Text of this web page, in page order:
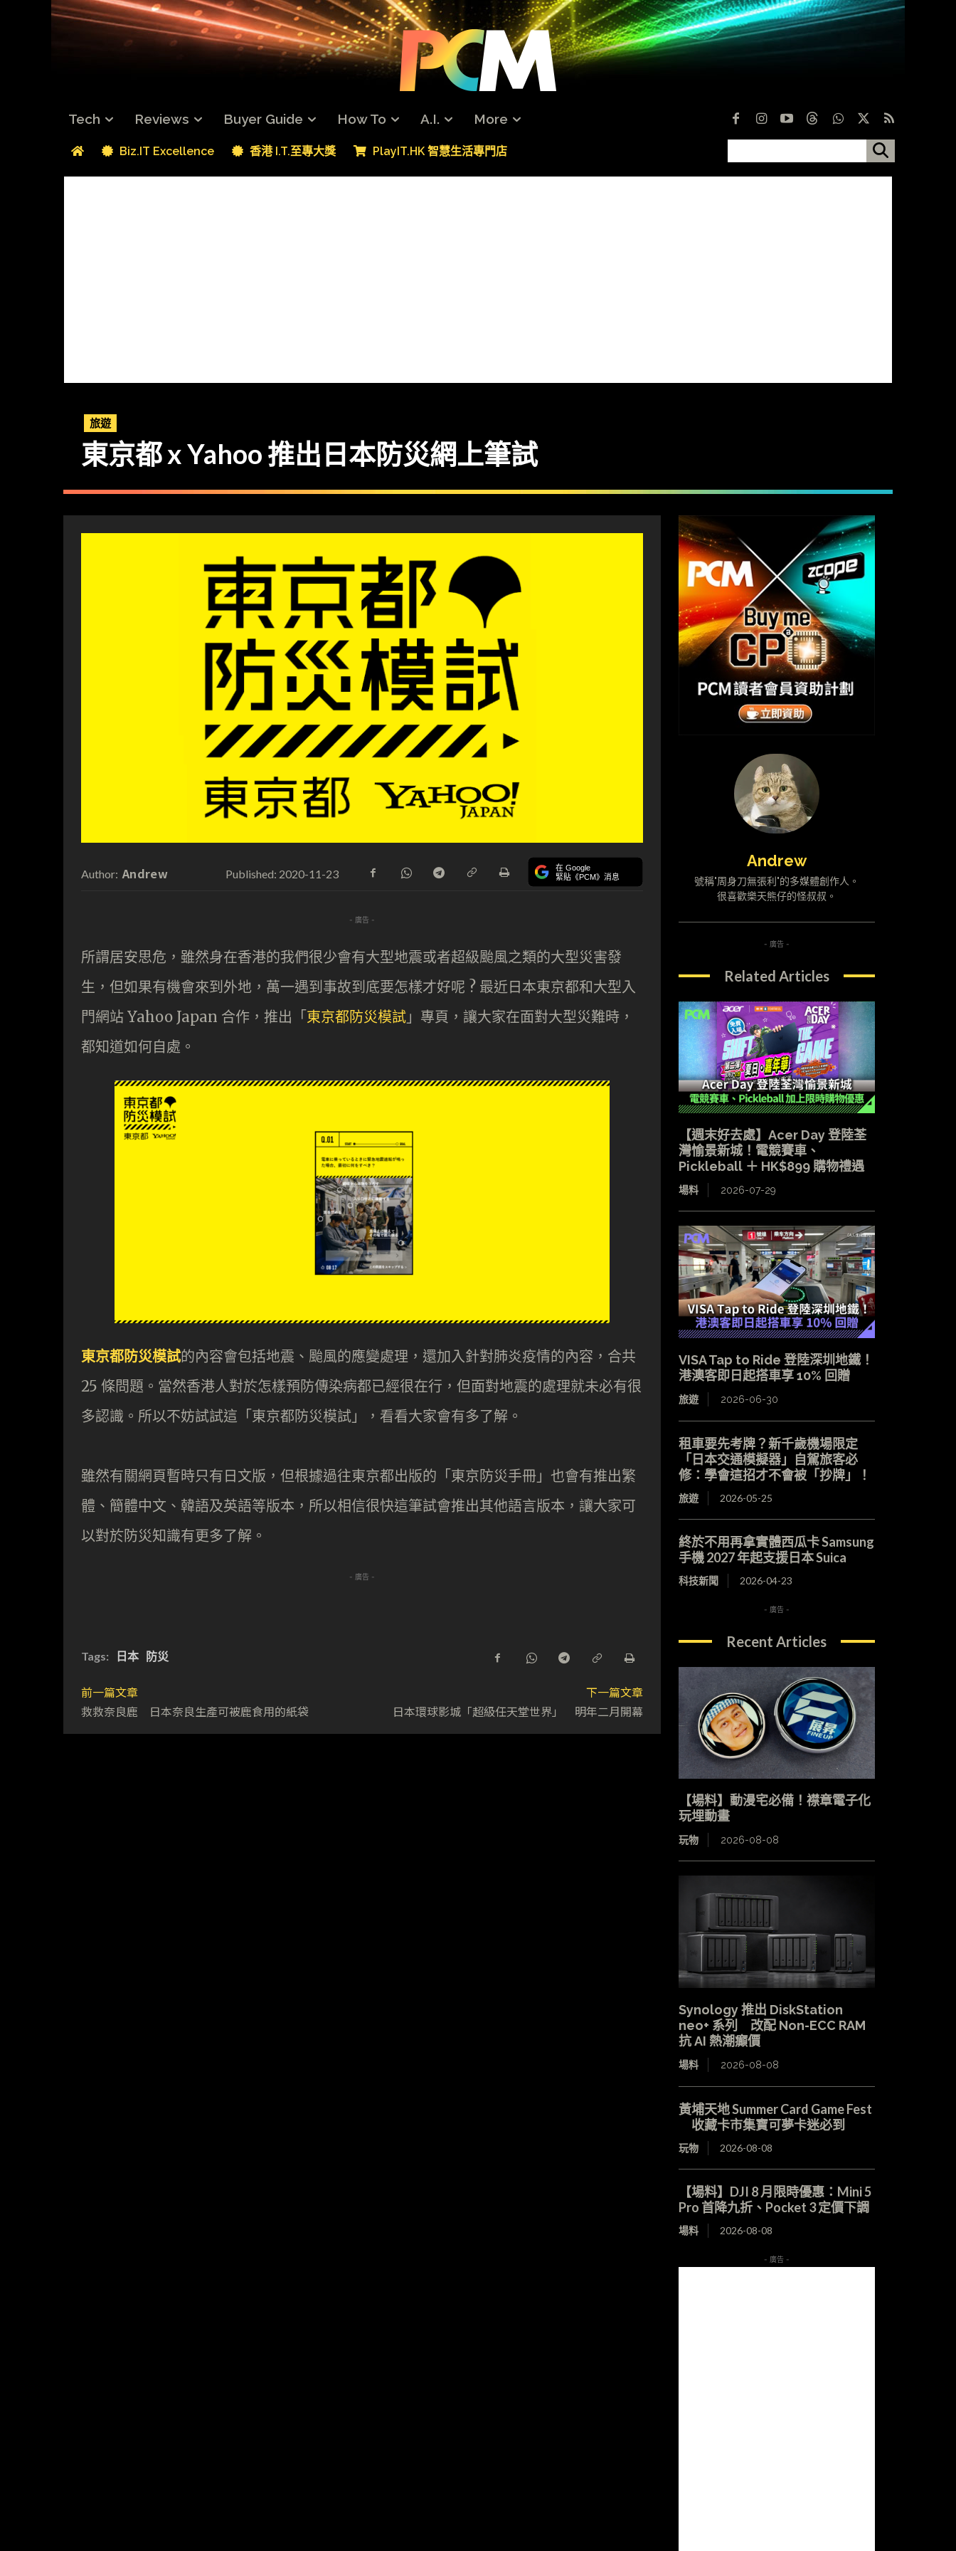
Tech Reviews Buyer Guide How To A.I. More
Biz.IT Excellence 香港 I.T.至專大獎 PlayIT.HK 智慧生活專門店
旅遊
東京都 x Yahoo 推出日本防災網上筆試
Author: Andrew Published: 2020-11-23 在 Google
緊貼《PCM》消息
- 廣告 -
所謂居安思危，雖然身在香港的我們很少會有大型地震或者超級颱風之類的大型災害發
生，但如果有機會來到外地，萬一遇到事故到底要怎樣才好呢 ? 最近日本東京都和大型入
門網站 Yahoo Japan 合作，推出「東京都防災模試 」專頁，讓大家在面對大型災難時，
都知道如何自處。
東京都防災模試的內容會包括地震、颱風的應變處理，還加入針對肺炎疫情的內容，合共
25 條問題。當然香港人對於怎樣預防傳染病都已經很在行，但面對地震的處理就未必有很
多認識。所以不妨試試這「東京都防災模試」，看看大家會有多了解。
雖然有關網頁暫時只有日文版，但根據過往東京都出版的「東京防災手冊」也會有推出繁
體、簡體中文、韓語及英語等版本，所以相信很快這筆試會推出其他語言版本，讓大家可
以對於防災知識有更多了解。
- 廣告 -
Tags: 日本 防災
前一篇文章
救救奈良鹿 日本奈良生產可被鹿食用的紙袋
下一篇文章
日本環球影城「超級任天堂世界」 明年二月開幕
Andrew
號稱"周身刀無張利"的多媒體創作人。
很喜歡樂天熊仔的怪叔叔。
- 廣告 -
Related Articles
【週末好去處】Acer Day 登陸荃
灣愉景新城！電競賽車、
Pickleball ＋ HK$899 購物禮遇
場料 2026-07-29
VISA Tap to Ride 登陸深圳地鐵！
港澳客即日起搭車享 10% 回贈
旅遊 2026-06-30
租車要先考牌？新千歲機場限定
「日本交通模擬器」自駕旅客必
修：學會這招才不會被「抄牌」！
旅遊 2026-05-25
終於不用再拿實體西瓜卡 Samsung
手機 2027 年起支援日本 Suica
科技新聞 2026-04-23
- 廣告 -
Recent Articles
【場料】動漫宅必備！襟章電子化
玩埋動畫
玩物 2026-08-08
Synology 推出 DiskStation
neo+ 系列 改配 Non-ECC RAM
抗 AI 熱潮癲價
場料 2026-08-08
黃埔天地 Summer Card Game Fest
收藏卡市集寶可夢卡迷必到
玩物 2026-08-08
【場料】DJI 8 月限時優惠：Mini 5
Pro 首降九折、Pocket 3 定價下調
場料 2026-08-08
- 廣告 -